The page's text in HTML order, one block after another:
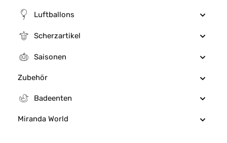
Luftballons
Scherzartikel
Saisonen
Zubehör
Badeenten
Miranda World